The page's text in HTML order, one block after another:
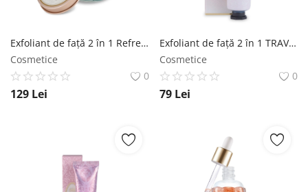
Exfoliant de faţă 2 în 1 Refreshing Mint SABON
Cosmetice
0
129 Lei
Exfoliant de faţă 2 în 1 TRAVEL Comforting Rose SABON
Cosmetice
0
79 Lei